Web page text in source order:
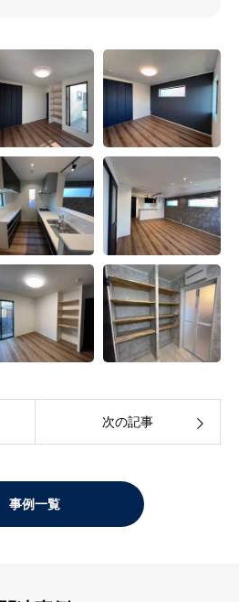
次の記事
事例一覧